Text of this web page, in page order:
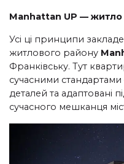
Manhattan UP — житло
Усі ці принципи
житлового району
Франківську. Тут
сучасними
деталей та адаптовані
сучасного мешканця